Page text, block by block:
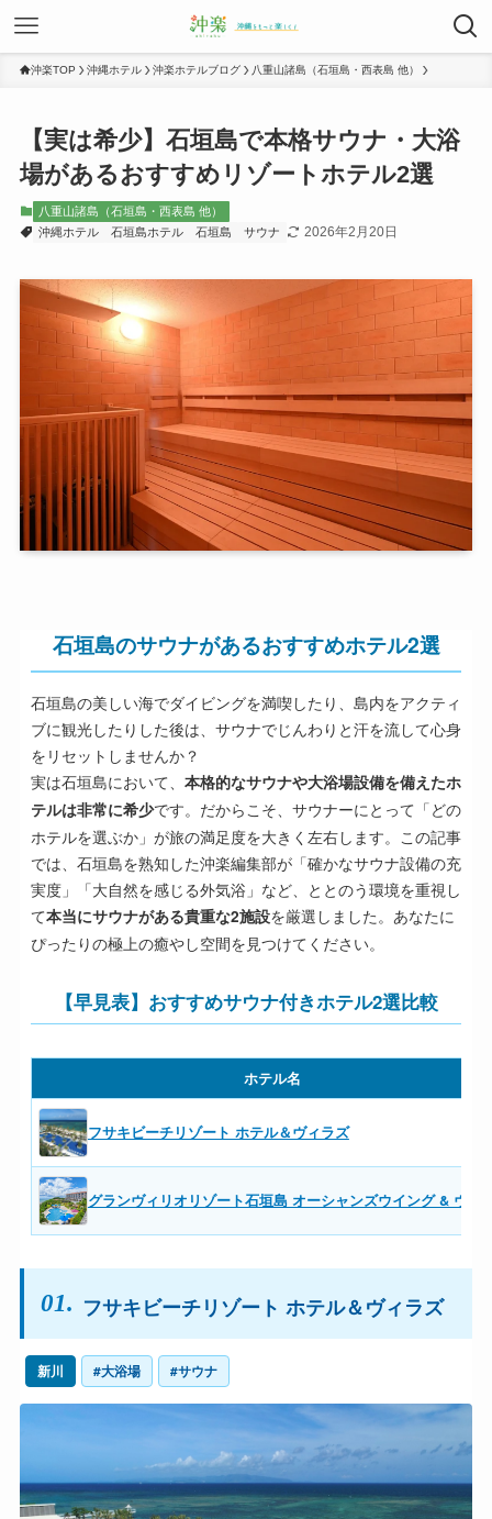
沖楽TOP 沖縄ホテル 沖楽ホテルブログ 八重山諸島（石垣島・西表島 他）
【実は希少】石垣島で本格サウナ・大浴
場があるおすすめリゾートホテル2選
八重山諸島（石垣島・西表島 他）
沖縄ホテル
石垣島ホテル 石垣島 サウナ 2026年2月20日
石垣島のサウナがあるおすすめホテル2選
石垣島の美しい海でダイビングを満喫したり、島内をアクティ
ブに観光したりした後は、サウナでじんわりと汗を流して心身
をリセットしませんか？
実は石垣島において、 本格的なサウナや大浴場設備を備えたホ
テルは非常に希少です。だからこそ、サウナーにとって「どの
ホテルを選ぶか」が旅の満足度を大きく左右します。この記事
では、石垣島を熟知した沖楽編集部が「確かなサウナ設備の充
実度」「大自然を感じる外気浴」など、ととのう環境を重視し
て本当にサウナがある貴重な2施設を厳選しました。あなたに
ぴったりの極上の癒やし空間を見つけてください。
【早見表】おすすめサウナ付きホテル2選比較
ホテル名
フサキビーチリゾート ホテル＆ヴィラズ
グランヴィリオリゾート石垣島 オーシャンズウイング & ヴィ
01. フサキビーチリゾート ホテル＆ヴィラズ
新川 #大浴場 #サウナ